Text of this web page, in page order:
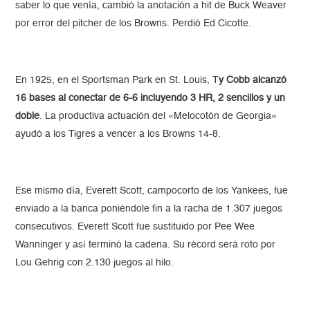
saber lo que venía, cambió la anotación a hit de Buck Weaver
por error del pitcher de los Browns. Perdió Ed Cicotte.
En 1925, en el Sportsman Park en St. Louis, Ty Cobb alcanzó
16 bases al conectar de 6-6 incluyendo 3 HR, 2 sencillos y un
doble. La productiva actuación del «Melocotón de Georgia»
ayudó a los Tigres a vencer a los Browns 14-8.
Ese mismo día, Everett Scott, campocorto de los Yankees, fue
enviado a la banca poniéndole fin a la racha de 1.307 juegos
consecutivos. Everett Scott fue sustituido por Pee Wee
Wanninger y así terminó la cadena. Su récord será roto por
Lou Gehrig con 2.130 juegos al hilo.